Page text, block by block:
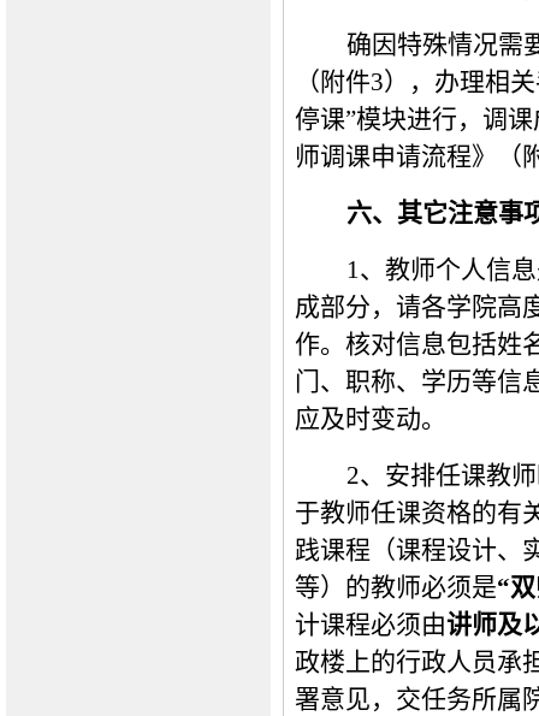
确因特殊情况需
（附件3），办理相
停课”模块进行，调
师调课申请流程》（
六、其它注意事
1、教师个人信
成部分，请各学院高
作。核对信息包括姓
门、职称、学历等信
应及时变动。
2、安排任课教
于教师任课资格的有
践课程（课程设计、
等）的教师必须是“
计课程必须由讲师及
政楼上的行政人员承
署意见，交任务所属